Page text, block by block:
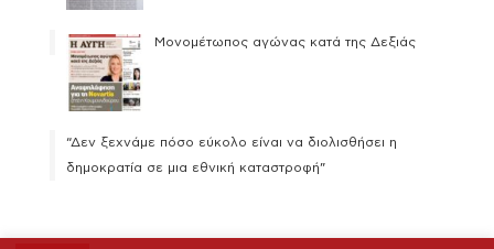
Μονομέτωπος αγώνας κατά της Δεξιάς
“Δεν ξεχνάμε πόσο εύκολο είναι να διολισθήσει η
δημοκρατία σε μια εθνική καταστροφή”